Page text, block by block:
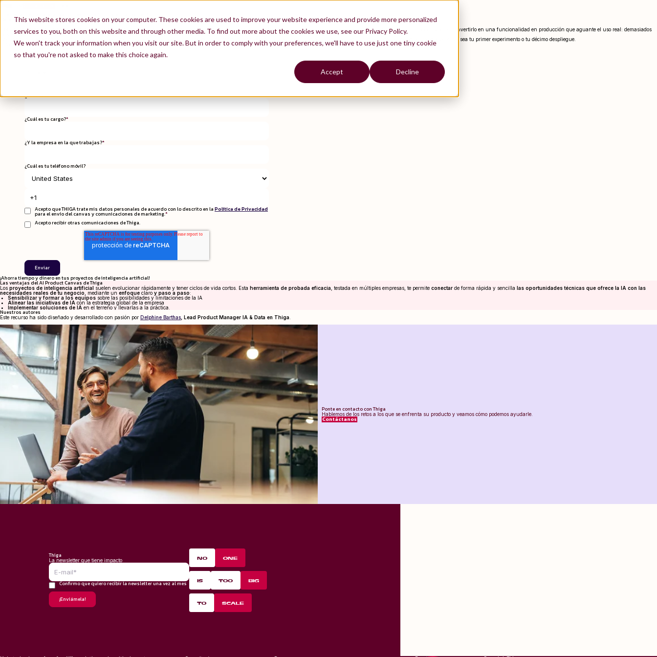
This website stores cookies on your computer. These cookies are used to improve your website experience and provide more personalized
services to you, both on this website and through other media. To find out more about the cookies we use, see our Privacy Policy.
We won't track your information when you visit our site. But in order to comply with your preferences, we'll have to use just one tiny cookie
so that you're not asked to make this choice again.
Accept Decline
¡Deja de improvisar con la IA!
Las pruebas de soluciones de inteligencia artificial generativa, predictiva o agéntica se multiplican en las empresas. El verdadero cuello de botella ya no está en lanzar un piloto, sino en convertirlo en una funcionalidad en producción que aguante el uso real: demasiados
proyectos se quedan atrapados en la fase de experimentación o llegan a producción sin haber resuelto las preguntas que de verdad importan.
recopila aquellas que es imprescindible que te plantees antes de lanzarte a la IA, ya sea tu primer experimento o tu décimo despliegue.
¿Estás listo para poner en marchaproyectos de IA de gran impacto?
¿Cuál es tu nombre?
¿Cuál es tu e-mail?*
¿Cuál es tu cargo?*
¿Y la empresa en la que trabajas?*
¿Cuál es tu teléfono móvil?
Acepto que THIGA trate mis datos personales de acuerdo con lo descrito en la Política de Privacidad
para el envío del canvas y comunicaciones de marketing.*
Acepto recibir otras comunicaciones de Thiga.
¡Ahorra tiempo y dinero en tus proyectos de inteligencia artificial!
Las ventajas del AI Product Canvas de Thiga
Los proyectos de inteligencia artificial suelen evolucionar rápidamente y tener ciclos de vida cortos. Esta herramienta de probada eficacia , testada en múltiples empresas, te permite conectar de forma rápida y sencilla las oportunidades técnicas que ofrece la IA con las
necesidades reales de tu negocio
mediante un enfoque claro y paso a paso:
Sensibilizar y formar a los equipos sobre las posibilidades y limitaciones de la IA
Alinear las iniciativas de IA con la estrategia global de la empresa
Implementar soluciones de IA en el terreno y llevarlas a la práctica.
Nuestros autores
Este recurso ha sido diseñado y desarrollado con pasión por Delphine Barthas , Lead Product Manager IA & Data en Thiga
Ponte en contacto con Thiga
Hablemos de los retos a los que se enfrenta su producto y veamos cómo podemos ayudarle.
Contáctanos
Thiga
La newsletter que tiene impacto
Confirmo que quiero recibir la newsletter una vez al mes
NO ONE
IS TOO BIG
TO SCALE